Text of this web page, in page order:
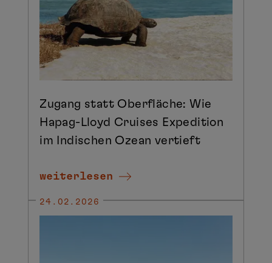
Zugang statt Oberfläche: Wie
Hapag-Lloyd Cruises Expedition
im Indischen Ozean vertieft
weiterlesen
24.02.2026